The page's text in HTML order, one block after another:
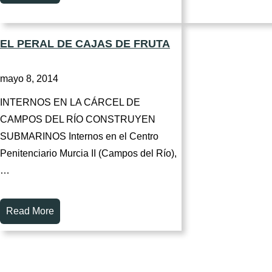
EL PERAL DE CAJAS DE FRUTA
mayo 8, 2014
INTERNOS EN LA CÁRCEL DE
CAMPOS DEL RÍO CONSTRUYEN
SUBMARINOS Internos en el Centro
Penitenciario Murcia II (Campos del Río),
…
Read More